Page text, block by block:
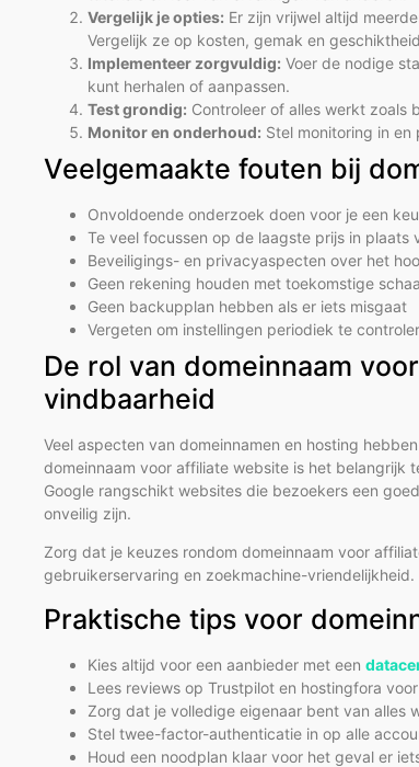
Vergelijk je opties: Er zijn vrijwel altijd
Vergelijk ze op kosten, gemak en
Implementeer zorgvuldig: Voer de nodige
kunt herhalen of aanpassen.
Test grondig: Controleer of alles werkt zoals
Monitor en onderhoud: Stel monitoring in
Veelgemaakte fouten bij
Onvoldoende onderzoek doen voor je een
Te veel focussen op de laagste prijs in plaats
Beveiligings- en privacyaspecten over het
Geen rekening houden met toekomstige
Geen backupplan hebben als er iets misgaat
Vergeten om instellingen periodiek te
De rol van domeinnaam
vindbaarheid
Veel aspecten van domeinnamen en hosting
domeinnaam voor affiliate website is het
Google rangschikt websites die bezoekers een
onveilig zijn.
Zorg dat je keuzes rondom domeinnaam voor
gebruikerservaring en zoekmachine-
Praktische tips voor
Kies altijd voor een aanbieder met een
Lees reviews op Trustpilot en hostingfora
Zorg dat je volledige eigenaar bent van
Stel twee-factor-authenticatie in op alle
Houd een noodplan klaar voor het geval er